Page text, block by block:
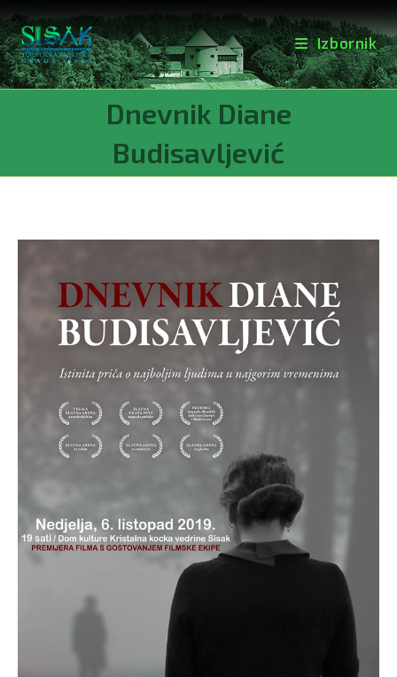
Izbornik
Dnevnik Diane
Budisavljević